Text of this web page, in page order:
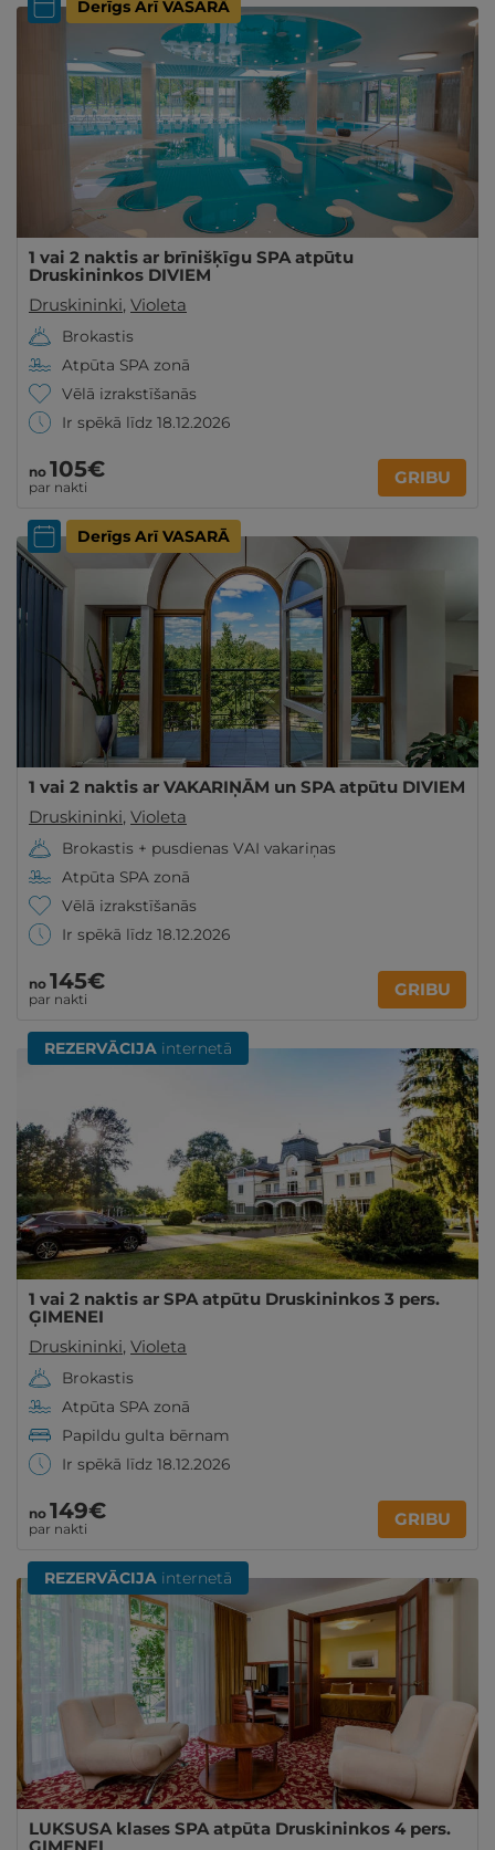
Derīgs Arī VASARĀ
1 vai 2 naktis ar brīnišķīgu SPA atpūtu
Druskininkos DIVIEM
Druskininki, Violeta
Brokastis
Atpūta SPA zonā
Vēlā izrakstīšanās
Ir spēkā līdz 18.12.2026
no 105€
par nakti GRIBU
Derīgs Arī VASARĀ
1 vai 2 naktis ar VAKARIŅĀM un SPA atpūtu DIVIEM
Druskininki, Violeta
Brokastis + pusdienas VAI vakariņas
Atpūta SPA zonā
Vēlā izrakstīšanās
Ir spēkā līdz 18.12.2026
no 145€
par nakti GRIBU
REZERVĀCIJA internetā
1 vai 2 naktis ar SPA atpūtu Druskininkos 3 pers.
ĢIMENEI
Druskininki, Violeta
Brokastis
Atpūta SPA zonā
Papildu gulta bērnam
Ir spēkā līdz 18.12.2026
no 149€
par nakti GRIBU
REZERVĀCIJA internetā
LUKSUSA klases SPA atpūta Druskininkos 4 pers.